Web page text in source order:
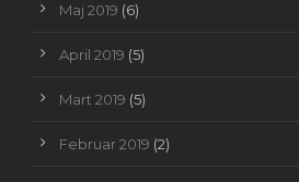
Maj 2019 (6)
April 2019 (5)
Mart 2019 (5)
Februar 2019 (2)